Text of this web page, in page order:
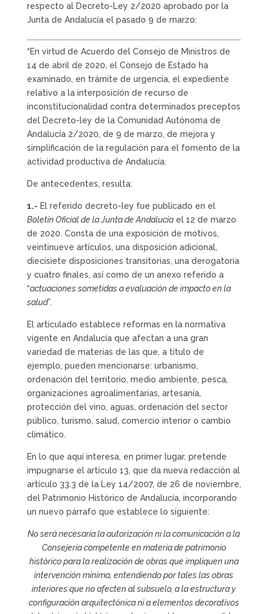
respecto al Decreto-Ley 2/2020 aprobado por la
Junta de Andalucía el pasado 9 de marzo:
“En virtud de Acuerdo del Consejo de Ministros de
14 de abril de 2020, el Consejo de Estado ha
examinado, en trámite de urgencia, el expediente
relativo a la interposición de recurso de
inconstitucionalidad contra determinados preceptos
del Decreto-ley de la Comunidad Autónoma de
Andalucía 2/2020, de 9 de marzo, de mejora y
simplificación de la regulación para el fomento de la
actividad productiva de Andalucía.
De antecedentes, resulta:
1.- El referido decreto-ley fue publicado en el
Boletín Oficial de la Junta de Andalucíael 12 de marzo
de 2020. Consta de una exposición de motivos,
veintinueve artículos, una disposición adicional,
diecisiete disposiciones transitorias, una derogatoria
y cuatro finales, así como de un anexo referido a
“actuaciones sometidas a evaluación de impacto en la
salud”.
El articulado establece reformas en la normativa
vigente en Andalucía que afectan a una gran
variedad de materias de las que, a título de
ejemplo, pueden mencionarse: urbanismo,
ordenación del territorio, medio ambiente, pesca,
organizaciones agroalimentarias, artesanía,
protección del vino, aguas, ordenación del sector
público, turismo, salud, comercio interior o cambio
climático.
En lo que aquí interesa, en primer lugar, pretende
impugnarse el artículo 13, que da nueva redacción al
artículo 33.3 de la Ley 14/2007, de 26 de noviembre,
del Patrimonio Histórico de Andalucía, incorporando
un nuevo párrafo que establece lo siguiente:
No será necesaria la autorización ni la comunicación a la
Consejería competente en materia de patrimonio
histórico para la realización de obras que impliquen una
intervención mínima, entendiendo por tales las obras
interiores que no afecten al subsuelo, a la estructura y
configuración arquitectónica ni a elementos decorativos